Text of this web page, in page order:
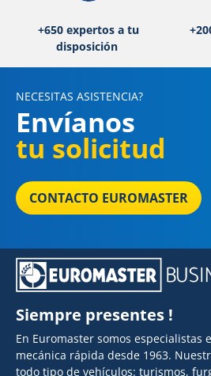
+650 expertos a tu
disposición
NECESITAS ASISTENCIA?
Envíanos
tu solicitud
CONTACTO EUROMASTER
Siempre presentes !
En Euromaster somos especialistas
mecánica rápida desde 1963.
todo tipo de vehículos: turismos,